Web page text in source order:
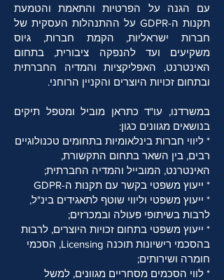
עם הגנה על הפרטיות והתאמת והטמעת
תקנות ה-GDPR על ההתנהלות העסקית של
חברות ישראליות, הקמת חברות, גיוס
משקיעים ועד להנפקה ציבורית, בתחום
האינטרנט, האפליקציות והמדיה החברתית
ובתחום זכויות היוצרים והקניין הרוחני.
במשרדנו, עו"ד כתראן מוביל ומטפל תיקים
בנושאים מגוונים כגון:
* ליווי חברות בינלאומיות בתחומים טכנולוגיים
רבים, בין השאר בתחום התקשורת,
האינטרנט, המובייל והמדיה החברתית;
* ייעוץ משפטי בקשר עם תקנות ה-GDPR
* ייעוץ משפטי וליווי שוטף לתאגידים בינ"ל,
לרבות בשיתופי פעולה ובמכרזים;
* ייעוץ משפטי בתחום זכויות היוצרים, לרבות
בהסכמי רישיונות תוכנה Licensing, הסכמי
חומרה ושירותים;
* לווי הסכמים מסחריים מגוונים, למשל